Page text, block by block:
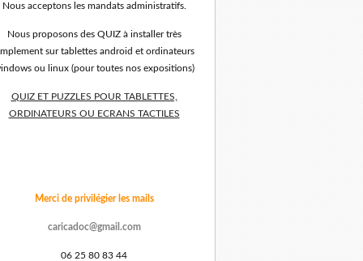
Nous acceptons les mandats administratifs.
Nous proposons des QUIZ à installer très
sur tablettes android et ordinateurs
ou linux (pour toutes nos expositions)
QUIZ ET PUZZLES POUR TABLETTES,
ORDINATEURS OU ECRANS TACTILES
Merci de privilégier les mails
caricadoc@gmail.com
06 25 80 83 44